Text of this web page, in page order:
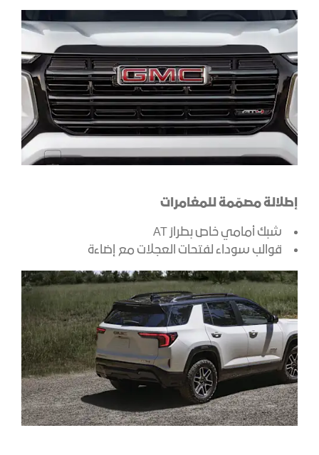
إطلالة مصمّمة للمغامرات
شبك أمامي خاص بطراز AT
قوالب سوداء لفتحات العجلات مع إضاءة